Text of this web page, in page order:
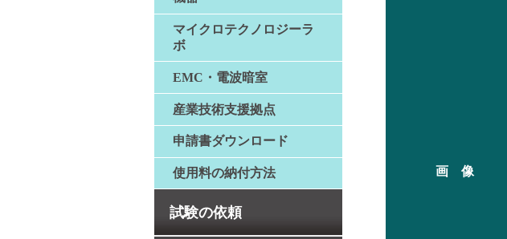
マイクロテクノロジーラ
ボ
EMC・電波暗室
産業技術支援拠点
申請書ダウンロード
使用料の納付方法
試験の依頼
画 像